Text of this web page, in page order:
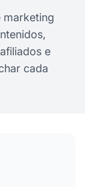
marketing
e
cada